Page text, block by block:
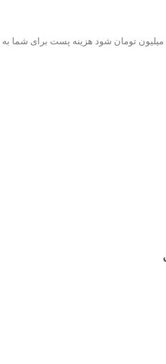
چنان چه جمع صورت حساب شما بالای 3 میلیون تومان شود هزینه پست برای شما به